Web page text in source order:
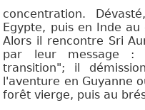
concentration.
Egypte, puis en Inde
Alors il rencontre Sri
par leur message :
transition"; il
l'aventure en Guyanne
forêt vierge, puis au